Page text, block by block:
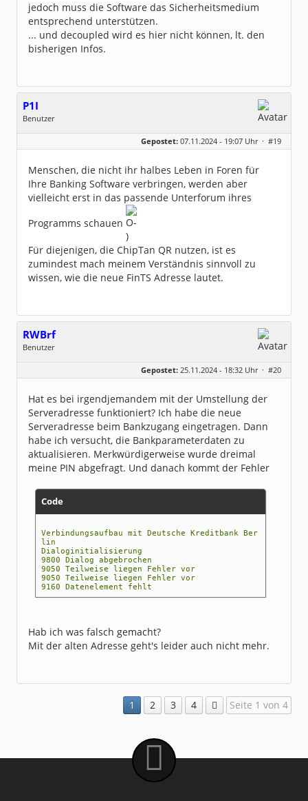
jedoch muss die Software das Sicherheitsmedium
entsprechend unterstützen.
... und decoupled wird es hier nicht können, lt. den
bisherigen Infos.
P1I
Benutzer
Geschlecht:
keine Angabe
Dabei seit:
02 / 2008
Gepostet: 07.11.2024 - 19:07 Uhr · #19
Menschen, die nicht ihr halbes Leben in Foren für
Ihre Banking Software verbringen, werden aber
vielleicht erst in das passende Unterforum ihres
Programms schauen
Für diejenigen, die ChipTan QR nutzen, ist es
zumindest mach meinem Verständnis sinnvoll zu
wissen, wie die neue FinTS Adresse lautet.
RWBrf
Benutzer
Dabei seit:
07 / 2023
Gepostet: 25.11.2024 - 18:32 Uhr · #20
Hat es bei irgendjemandem mit der Umstellung der
Serveradresse funktioniert? Ich habe die neue
Serveradresse beim Bankzugang eingetragen. Dann
habe ich versucht, die Bankparameterdaten zu
aktualisieren. Merkwürdigerweise wurde dreimal
meine PIN abgefragt. Und danach kommt der Fehler
Code
Verbindungsaufbau mit Deutsche Kreditbank Ber
lin
Dialoginitialisierung
9800 Dialog abgebrochen
9050 Teilweise liegen Fehler vor
9050 Teilweise liegen Fehler vor
9160 Datenelement fehlt
Hab ich was falsch gemacht?
Mit der alten Adresse geht's leider auch nicht mehr.
1 2 3 4 Seite 1 von 4